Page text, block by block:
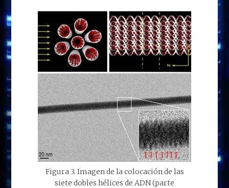
Figura 3. Imagen de la colocación de las
siete dobles hélices de ADN (parte